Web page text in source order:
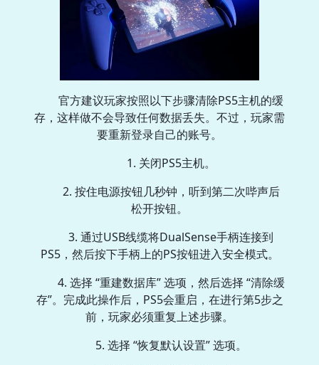
官方建议玩家按照以下步骤清除PS5主机的缓
存，这样做不会导致任何数据丢失。不过，玩家需
要重新登录自己的账号。
1. 关闭PS5主机。
2. 按住电源按钮几秒钟，听到第二次哔声后
松开按钮。
3. 通过USB线缆将DualSense手柄连接到
PS5，然后按下手柄上的PS按钮进入安全模式。
4. 选择 “重建数据库” 选项，然后选择 “清除缓
存”。完成此操作后，PS5会重启，在进行第5步之
前，玩家必须重复上述步骤。
5. 选择 “恢复默认设置” 选项。